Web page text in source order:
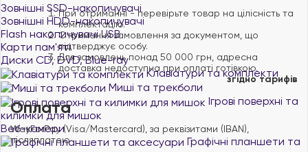
Зовнішні SSD-накопичувачі
Зовнішні HDD-накопичувачі
Flash накопичувачі USB
Карти пам'яті
Диски CD, DVD, Blue-ray
Клавіатури та комплекти
Миші та трекболи
Ігрові поверхні та
килимки для мишок
Веб-камери
Графічні планшети та
При отриманні - перевірьте товар на цілісність та
комплектацію.
Отримання замовлення за документом, що
підтверджує особу.
Для замовлень понад 50 000 грн, адресна
доставка недоступна при оплаті готівкою.
згідно тарифів
Оплата
WayForPay (Visa/Mastercard), за реквізитами (IBAN),
післяплатою